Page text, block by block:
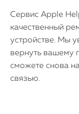
Статьи
Сервис Apple
качественный
устройстве. Мы
вернуть вашему
сможете снова
связью.